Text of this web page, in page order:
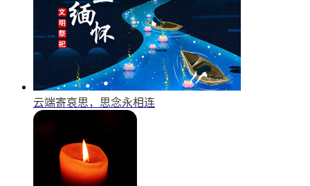
云端寄哀思，思念永相连